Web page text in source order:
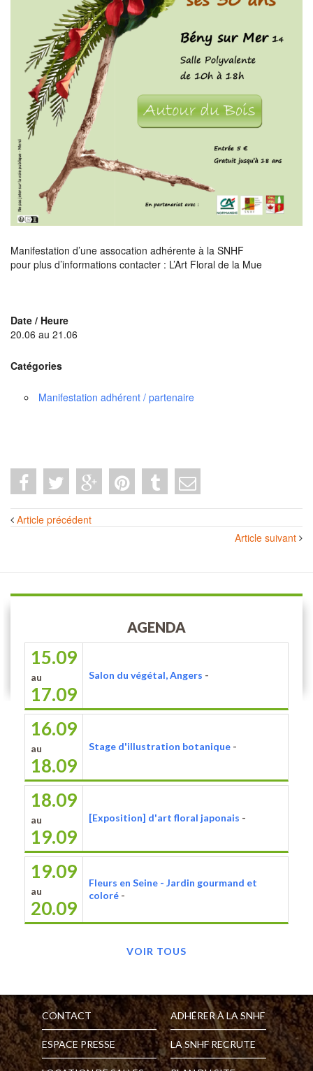
Manifestation d’une assocation adhérente à la SNHF
pour plus d’informations contacter : L’Art Floral de la Mue
Date / Heure
20.06 au 21.06
Catégories
Manifestation adhérent / partenaire
Navigation
articles
Article précédent
Article suivant
AGENDA
15.09
au
17.09
Salon du végétal, Angers -
16.09
au
18.09
Stage d'illustration botanique -
18.09
au
19.09
[Exposition] d'art floral japonais -
19.09
au
20.09
Fleurs en Seine - Jardin gourmand et
coloré -
VOIR TOUS
CONTACT
ESPACE PRESSE
ADHÉRER À LA SNHF
LA SNHF RECRUTE